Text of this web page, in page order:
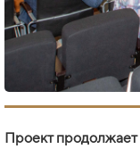
Проект